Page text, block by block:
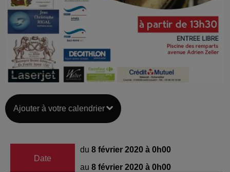
Ajouter à votre calendrier
Date
du 8 février 2020 à 0h00
au 8 février 2020 à 0h00